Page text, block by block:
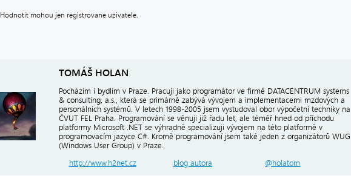
Hodnotit mohou jen registrované uživatelé.
TOMÁŠ HOLAN
Pocházím i bydlím v Praze. Pracuji jako programátor ve firmě DATACENTRUM systems
& consulting, a.s., která se primárně zabývá vývojem a implementacemi mzdových a
personálních systémů. V letech 1998-2005 jsem vystudoval obor výpočetní techniky na
ČVUT FEL Praha. Programování se věnuji již řadu let, ale téměř hned od příchodu
platformy Microsoft .NET se výhradně specializuji vývojem na této platformě v
programovacím jazyce C#. Kromě programování jsem také jeden z organizátorů WUG
(Windows User Group) v Praze.
http://www.h2net.cz
blog autora @holatom